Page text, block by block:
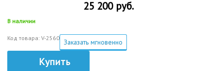
25 200 руб.
В наличии
Код товара: V-2560 Заказать мгновенно
Купить